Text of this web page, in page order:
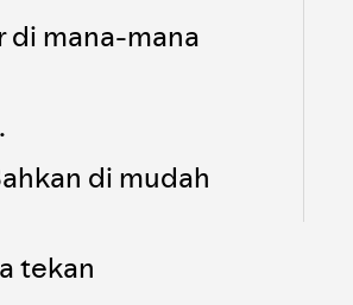
di mana-mana
di mudah
tekan